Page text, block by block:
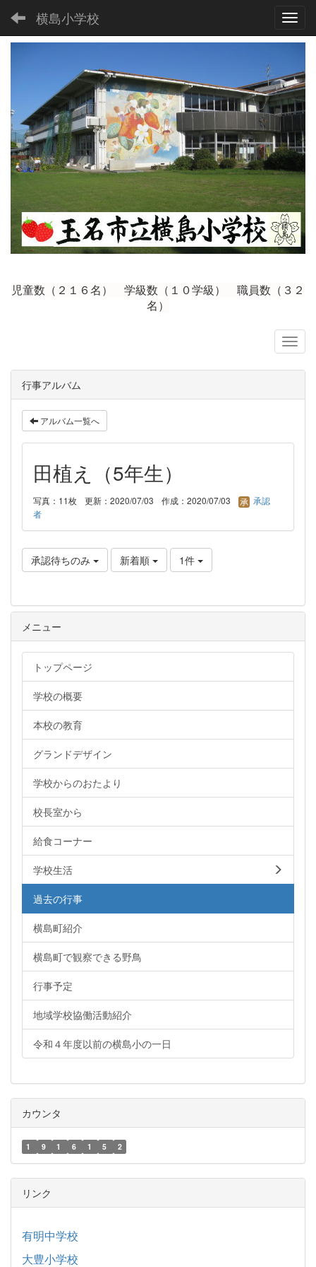
横島小学校
児童数（２１６名） 学級数（１０学級） 職員数（３２
名）
行事アルバム
アルバム一覧へ
田植え（5年生）
写真：11枚 更新：2020/07/03 作成：2020/07/03
承認
者
承認待ちのみ 新着順 1件
メニュー
トップページ
学校の概要
本校の教育
グランドデザイン
学校からのおたより
校長室から
給食コーナー
学校生活
過去の行事
横島町紹介
横島町で観察できる野鳥
行事予定
地域学校協働活動紹介
令和４年度以前の横島小の一日
カウンタ
1 9 1 6 1 5 2
リンク
有明中学校
大豊小学校